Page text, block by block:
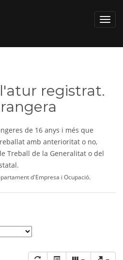
registrat.
de 16 anys i més que
amb anterioritat o no,
Treball de la Generalitat o del
d'Empresa i Ocupació.